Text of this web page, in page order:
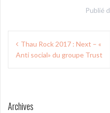
Publié
Navigation
de Thau Rock 2017 : Next – «
Anti social» du groupe Trust
Archives